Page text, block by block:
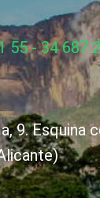
55 - 34 687
9. Esquina